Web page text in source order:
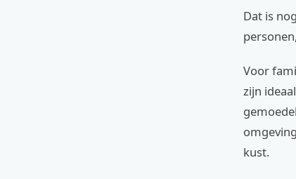
Dat is
Voor
zijn
kust.